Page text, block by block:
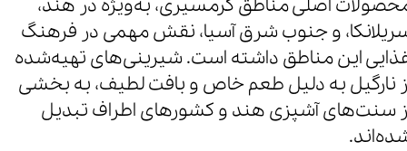
اصلی مناطق گرمسیری، به‌ویژه در هند،
و جنوب شرق آسیا، نقش مهمی در فرهنگ
این مناطق داشته است. شیرینی‌های تهیه‌شده
نارگیل به دلیل طعم خاص و بافت لطیف، به بخشی
سنت‌های آشپزی هند و کشورهای اطراف تبدیل